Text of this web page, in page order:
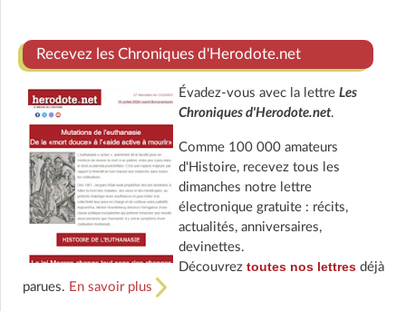
Recevez les Chroniques d'Herodote.net
Évadez-vous avec la lettre Les
Chroniques d'Herodote.net.
Comme 100 000 amateurs
d'Histoire, recevez tous les
dimanches notre lettre
électronique gratuite : récits,
actualités, anniversaires,
devinettes.
Découvrez toutes nos lettresdéjà
parues. En savoir plus